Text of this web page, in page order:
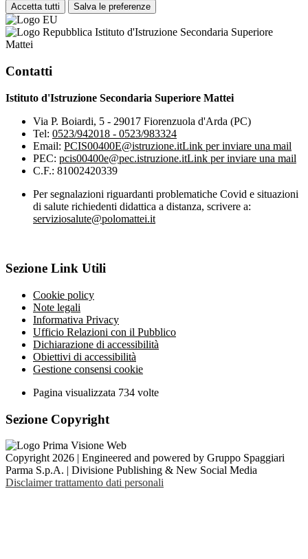
Accetta tutti Salva le preferenze
Istituto d'Istruzione Secondaria Superiore
Mattei
Contatti
Istituto d'Istruzione Secondaria Superiore Mattei
Via P. Boiardi, 5 - 29017 Fiorenzuola d'Arda (PC)
Tel: 0523/942018 - 0523/983324
Email: PCIS00400E@istruzione.itLink per inviare una mail
PEC: pcis00400e@pec.istruzione.itLink per inviare una mail
C.F.: 81002420339
Per segnalazioni riguardanti problematiche Covid e situazioni
di salute richiedenti didattica a distanza, scrivere a:
serviziosalute@polomattei.it
Sezione Link Utili
Cookie policy
Note legali
Informativa Privacy
Ufficio Relazioni con il Pubblico
Dichiarazione di accessibilità
Obiettivi di accessibilità
Gestione consensi cookie
Pagina visualizzata 734 volte
Sezione Copyright
Copyright 2026 | Engineered and powered by Gruppo Spaggiari
Parma S.p.A. | Divisione Publishing & New Social Media
Disclaimer trattamento dati personali